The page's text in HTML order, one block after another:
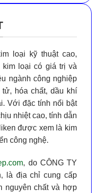
loại kỹ thuật cao,
kim loại có giá trị và
ngành công nghiệp
hóa chất, dầu khí
Với đặc tính nổi bật
nhiệt cao, tính dẫn
được xem là kim
công nghệ.
, do CÔNG TY
là địa chỉ cung cấp
nguyên chất và hợp